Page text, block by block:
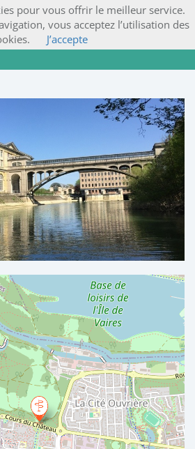
pour vous offrir le meilleur service.
vous acceptez l’utilisation des
J’accepte